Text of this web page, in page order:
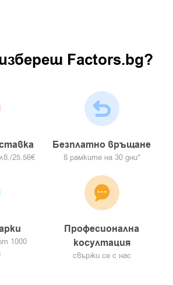
Factors.bg?
25.56€
Безплатно връщане
в рамките на 30 дни*
1000
Професионална
косултация
свържи се с нас